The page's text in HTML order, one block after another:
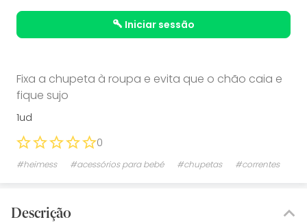
iniciar sessão
Fixa a chupeta à roupa e evita que o chão caia e
fique sujo
1ud
0
#heimess #acessórios para bebé #chupetas #correntes
Descrição